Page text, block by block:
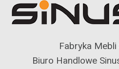
Fabryka
Biuro Handlowe